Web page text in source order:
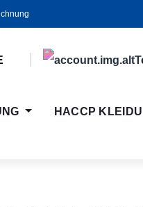
HACCP